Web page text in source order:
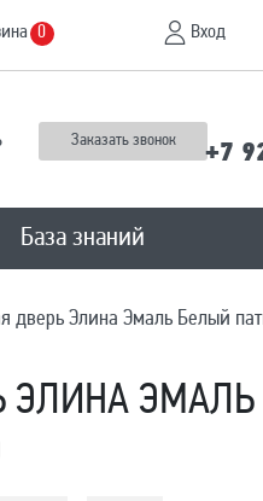
0 Вход
Заказать звонок +7
База знаний
дверь Элина Эмаль Белый
ЭЛИНА ЭМАЛЬ